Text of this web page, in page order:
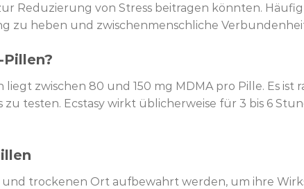
Reduzierung von Stress beitragen könnten.
zu heben und zwischenmenschliche
zwischen 80 und 150 mg MDMA pro Pille. Es ist
zu testen. Ecstasy wirkt üblicherweise für 3 bis 6
trockenen Ort aufbewahrt werden, um ihre